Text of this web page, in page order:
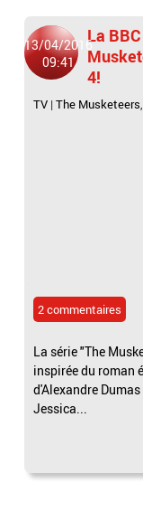
13/04/2016
09:41
La
4!
TV |The Musketeers,
2 commentaires
La série "The
inspirée du roman
d'Alexandre
Jessica...